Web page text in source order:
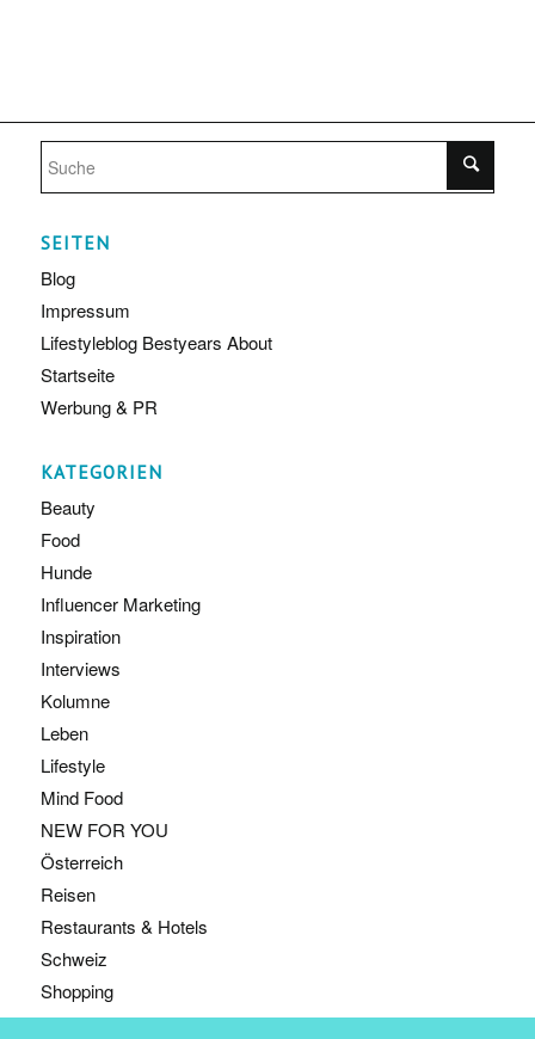
SEITEN
Blog
Impressum
Lifestyleblog Bestyears About
Startseite
Werbung & PR
KATEGORIEN
Beauty
Food
Hunde
Influencer Marketing
Inspiration
Interviews
Kolumne
Leben
Lifestyle
Mind Food
NEW FOR YOU
Österreich
Reisen
Restaurants & Hotels
Schweiz
Shopping